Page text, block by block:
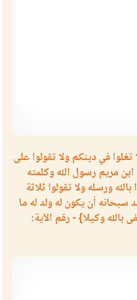
تغلوا في دينكم ولا تقولوا على
مريم رسول الله وكلمته
ورسله ولا تقولوا ثلاثة
سبحانه أن يكون له ولد له ما
وكيلا} - رقم الآية: